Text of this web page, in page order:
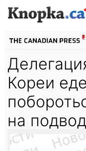
Кореи
на